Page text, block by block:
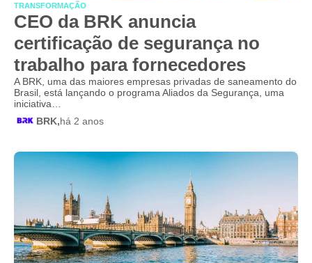
TRANSFORMAÇÃO
CEO da BRK anuncia
certificação de segurança no
trabalho para fornecedores
A BRK, uma das maiores empresas privadas de saneamento do
Brasil, está lançando o programa Aliados da Segurança, uma
iniciativa…
BRK,há 2 anos